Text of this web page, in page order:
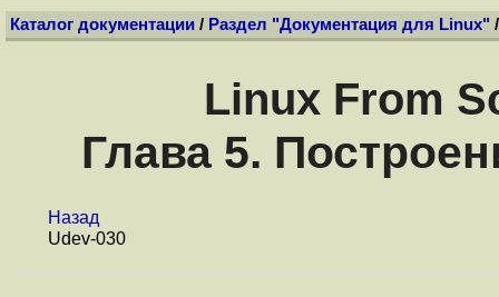
Каталог документации / Раздел "Документация для Linux"
Linux From
Глава 5.
Назад
Udev-030